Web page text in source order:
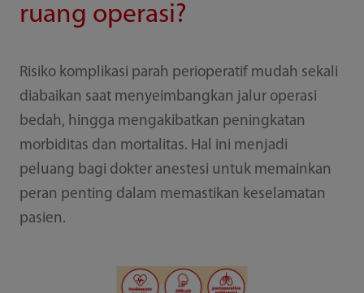
ruang operasi?
Risiko komplikasi parah perioperatif mudah sekali
diabaikan saat menyeimbangkan jalur operasi
bedah, hingga mengakibatkan peningkatan
morbiditas dan mortalitas. Hal ini menjadi
peluang bagi dokter anestesi untuk memainkan
peran penting dalam memastikan keselamatan
pasien.